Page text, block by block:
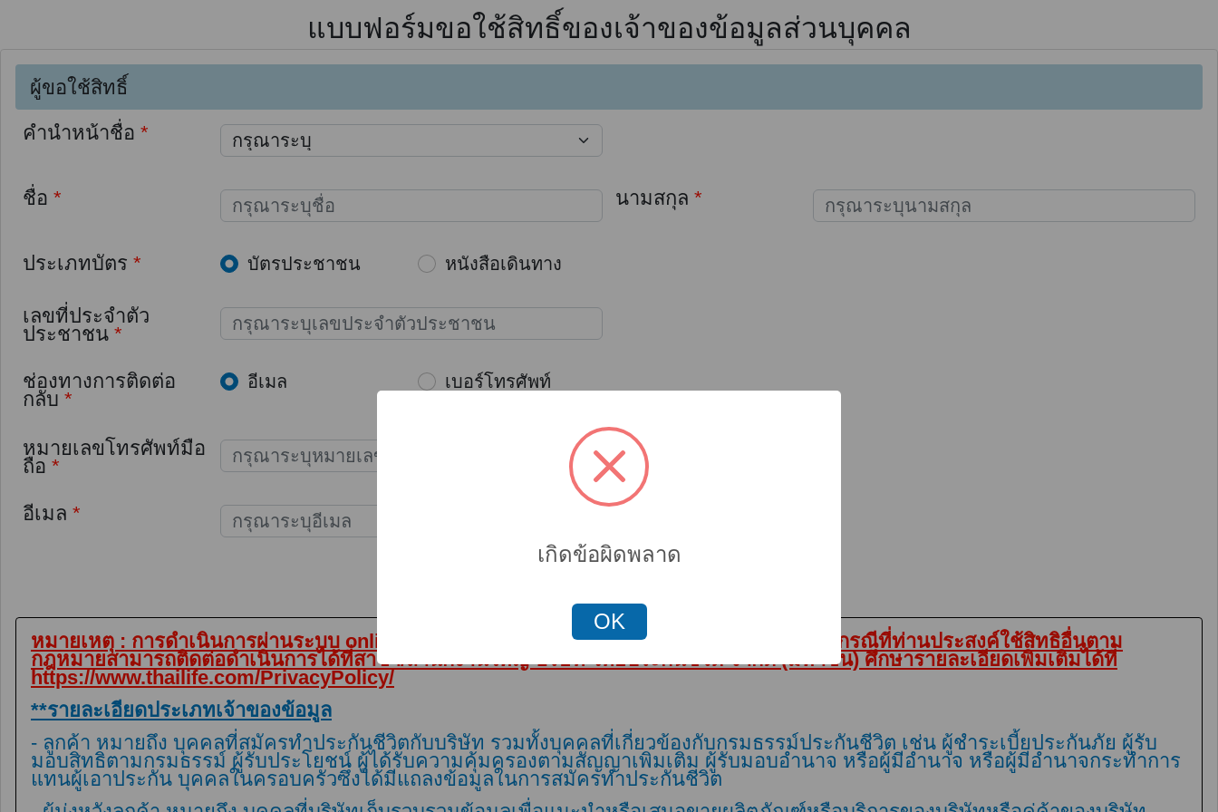
แบบฟอร์มขอใช้สิทธิ์ของเจ้าของข้อมูลส่วนบุคคล
ผู้ขอใช้สิทธิ์
คำนำหน้าชื่อ *
ชื่อ * นามสกุล *
ประเภทบัตร * บัตรประชาชน หนังสือเดินทาง
เลขที่ประจำตัว
ประชาชน *
ช่องทางการติดต่อ
กลับ *
อีเมล
เบอร์โทรศัพท์
หมายเลขโทรศัพท์มือ
ถือ *
อีเมล *
หมายเหตุ : การดำเนินการผ่านระบบ online นี้ให้บริการเฉพาะการเพิกถอนความยินยอมเท่านั้น กรณีที่ท่านประสงค์ใช้สิทธิอื่นตาม
กฎหมายสามารถติดต่อดำเนินการได้ที่สาขา/สำนักงานใหญ่ บริษัท ไทยประกันชีวิต จำกัด (มหาชน) ศึกษารายละเอียดเพิ่มเติมได้ที่
https://www.thailife.com/PrivacyPolicy/
**รายละเอียดประเภทเจ้าของข้อมูล
- ลูกค้า หมายถึง บุคคลที่สมัครทำประกันชีวิตกับบริษัท รวมทั้งบุคคลที่เกี่ยวข้องกับกรมธรรม์ประกันชีวิต เช่น ผู้ชำระเบี้ยประกันภัย ผู้รับ
มอบสิทธิตามกรมธรรม์ ผู้รับประโยชน์ ผู้ได้รับความคุ้มครองตามสัญญาเพิ่มเติม ผู้รับมอบอำนาจ หรือผู้มีอำนาจ หรือผู้มีอำนาจกระทำการ
แทนผู้เอาประกัน บุคคลในครอบครัวซึ่งได้มีแถลงข้อมูลในการสมัครทำประกันชีวิต
เกิดข้อผิดพลาด
OK